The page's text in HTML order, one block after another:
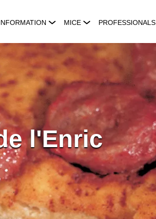
MICE PROFESSIONALS
l'Enric